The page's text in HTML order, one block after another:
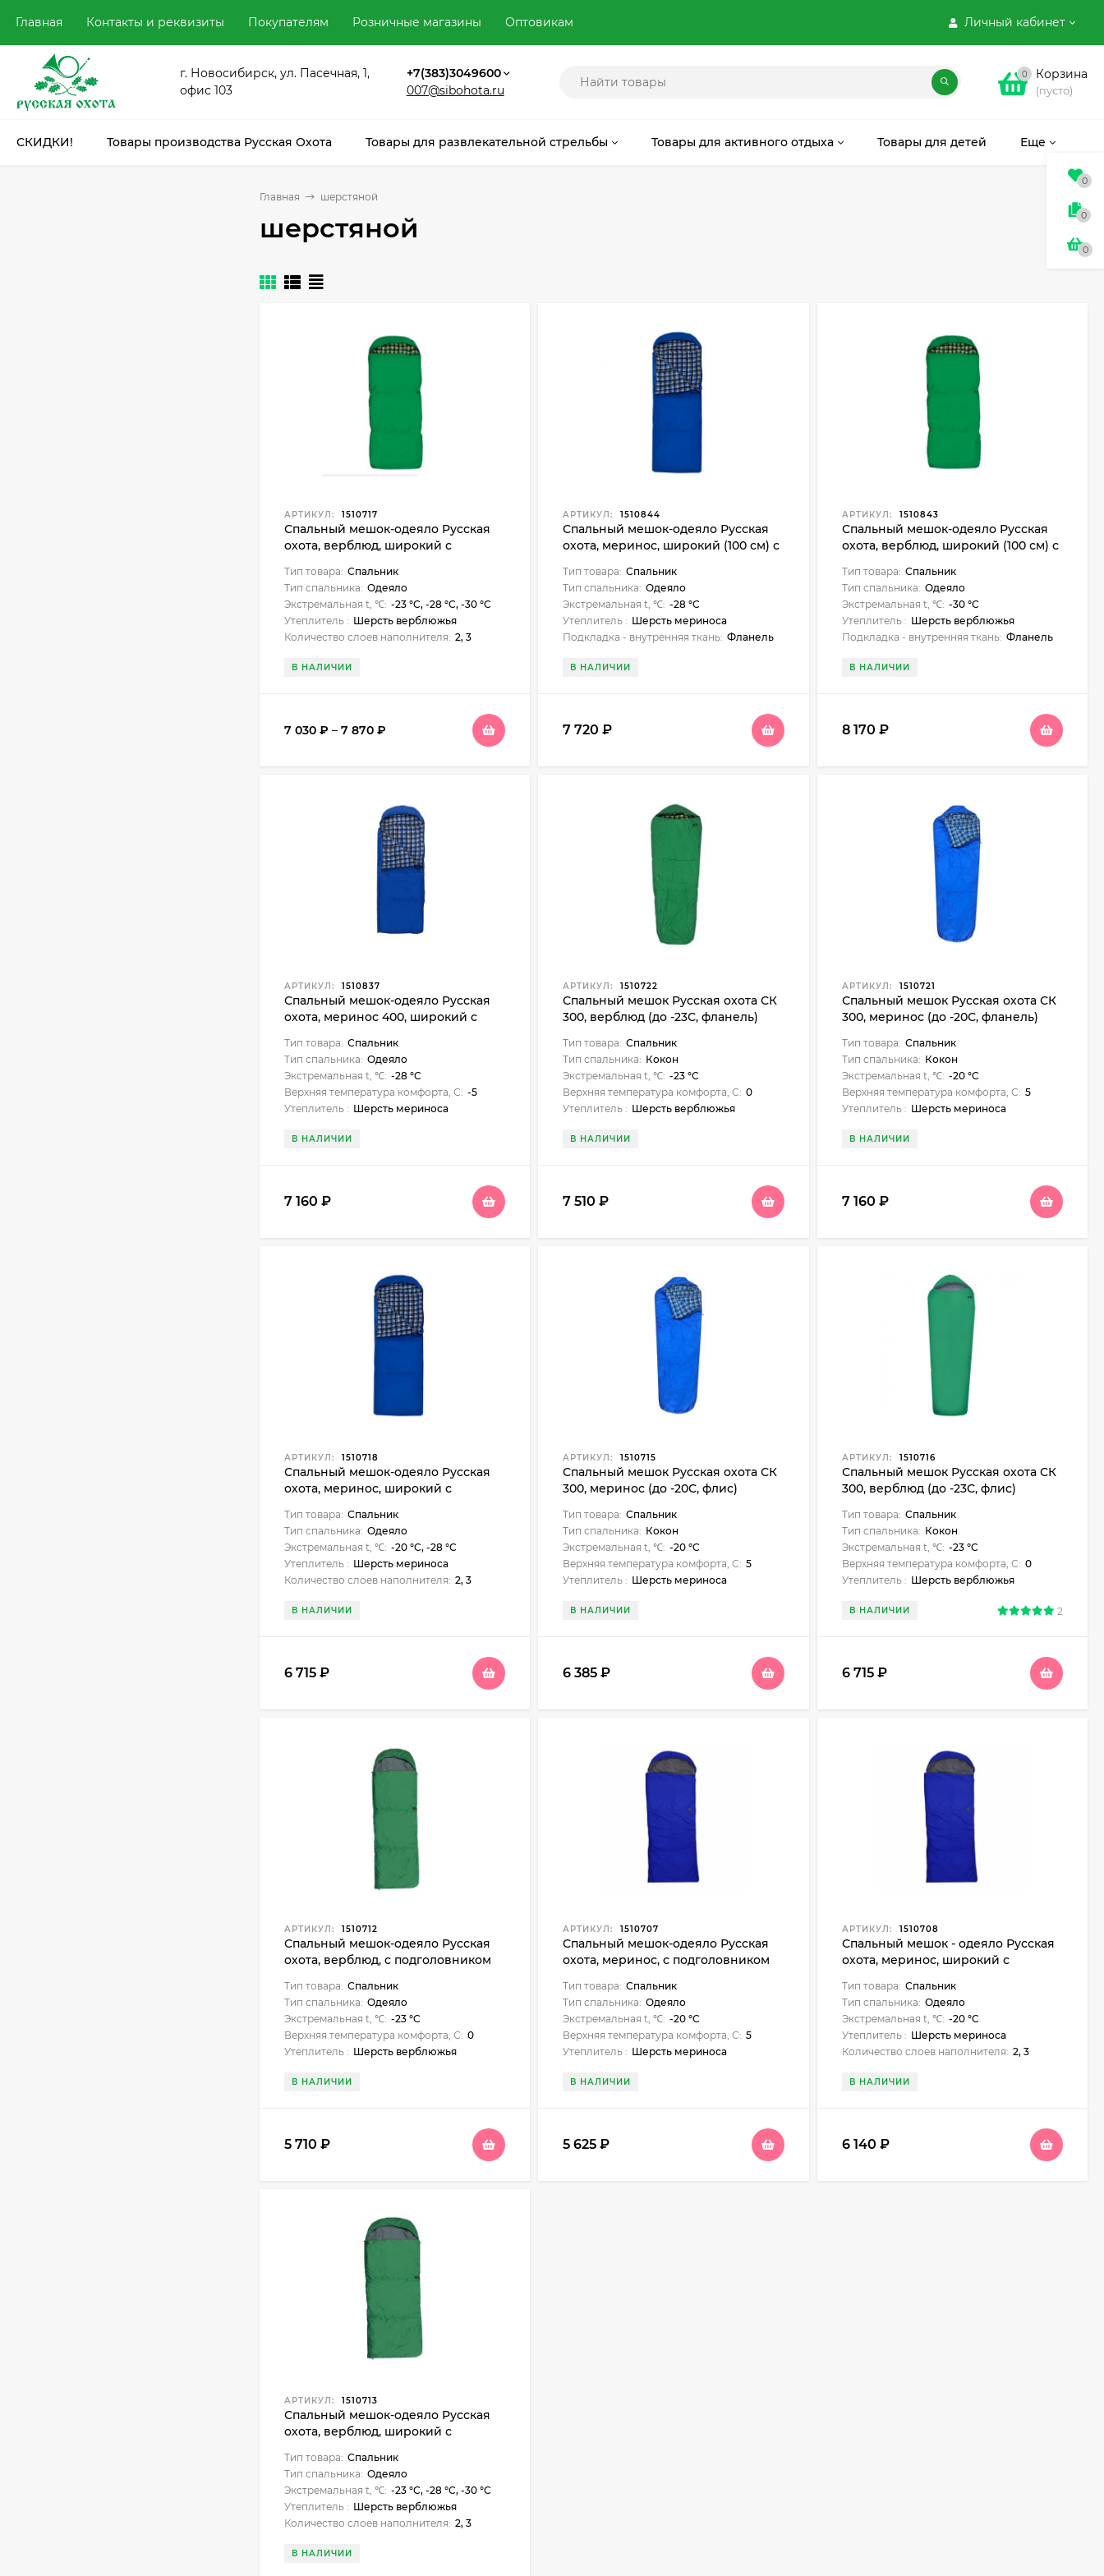
Личный кабинет
Главная Контакты и реквизиты Покупателям Розничные магазины Оптовикам
г. Новосибирск, ул. Пасечная, 1,
офис 103
+7(383)3049600
007@sibohota.ru
0 Корзина
(пусто)
СКИДКИ! Товары производства Русская Охота Товары для развлекательной стрельбы Товары для активного отдыха Товары для детей Еще
Главная шерстяной
шерстяной
АРТИКУЛ: 1510717
Спальный мешок-одеяло Русская
охота, верблюд, широкий с
Тип товара: Спальник
Тип спальника: Одеяло
Экстремальная t, ℃: -23 °C, -28 °C, -30 °C
Утеплитель : Шерсть верблюжья
Количество слоев наполнителя: 2, 3
В НАЛИЧИИ
7 030 ₽ – 7 870 ₽
АРТИКУЛ: 1510844
Спальный мешок-одеяло Русская
охота, меринос, широкий (100 см) с
Тип товара: Спальник
Тип спальника: Одеяло
Экстремальная t, ℃: -28 °C
Утеплитель : Шерсть мериноса
Подкладка - внутренняя ткань: Фланель
В НАЛИЧИИ
7 720₽
АРТИКУЛ: 1510843
Спальный мешок-одеяло Русская
охота, верблюд, широкий (100 см) с
Тип товара: Спальник
Тип спальника: Одеяло
Экстремальная t, ℃: -30 °C
Утеплитель : Шерсть верблюжья
Подкладка - внутренняя ткань: Фланель
В НАЛИЧИИ
8 170 ₽
АРТИКУЛ: 1510837
Спальный мешок-одеяло Русская
охота, меринос 400, широкий с
Тип товара: Спальник
Тип спальника: Одеяло
Экстремальная t, ℃: -28 °C
Верхняя температура комфорта, С: -5
Утеплитель : Шерсть мериноса
В НАЛИЧИИ
7 160 ₽
АРТИКУЛ: 1510722
Спальный мешок Русская охота СК
300, верблюд (до -23С, фланель)
Тип товара: Спальник
Тип спальника: Кокон
Экстремальная t, ℃: -23 °C
Верхняя температура комфорта, С: 0
Утеплитель : Шерсть верблюжья
В НАЛИЧИИ
7 510₽
АРТИКУЛ: 1510721
Спальный мешок Русская охота СК
300, меринос (до -20С, фланель)
Тип товара: Спальник
Тип спальника: Кокон
Экстремальная t, ℃: -20 °C
Верхняя температура комфорта, С: 5
Утеплитель : Шерсть мериноса
В НАЛИЧИИ
7 160 ₽
АРТИКУЛ: 1510718
Спальный мешок-одеяло Русская
охота, меринос, широкий с
Тип товара: Спальник
Тип спальника: Одеяло
Экстремальная t, ℃: -20 °C, -28 °C
Утеплитель : Шерсть мериноса
Количество слоев наполнителя: 2, 3
В НАЛИЧИИ
6 715 ₽
АРТИКУЛ: 1510715
Спальный мешок Русская охота СК
300, меринос (до -20С, флис)
Тип товара: Спальник
Тип спальника: Кокон
Экстремальная t, ℃: -20 °C
Верхняя температура комфорта, С: 5
Утеплитель : Шерсть мериноса
В НАЛИЧИИ
6 385₽
АРТИКУЛ: 1510716
Спальный мешок Русская охота СК
300, верблюд (до -23С, флис)
Тип товара: Спальник
Тип спальника: Кокон
Экстремальная t, ℃: -23 °C
Верхняя температура комфорта, С: 0
Утеплитель : Шерсть верблюжья
В НАЛИЧИИ 2
6 715 ₽
АРТИКУЛ: 1510712
Спальный мешок-одеяло Русская
охота, верблюд, с подголовником
Тип товара: Спальник
Тип спальника: Одеяло
Экстремальная t, ℃: -23 °C
Верхняя температура комфорта, С: 0
Утеплитель : Шерсть верблюжья
В НАЛИЧИИ
5 710 ₽
АРТИКУЛ: 1510707
Спальный мешок-одеяло Русская
охота, меринос, с подголовником
Тип товара: Спальник
Тип спальника: Одеяло
Экстремальная t, ℃: -20 °C
Верхняя температура комфорта, С: 5
Утеплитель : Шерсть мериноса
В НАЛИЧИИ
5 625₽
АРТИКУЛ: 1510708
Спальный мешок - одеяло Русская
охота, меринос, широкий с
Тип товара: Спальник
Тип спальника: Одеяло
Экстремальная t, ℃: -20 °C
Утеплитель : Шерсть мериноса
Количество слоев наполнителя: 2, 3
В НАЛИЧИИ
6 140 ₽
АРТИКУЛ: 1510713
Спальный мешок-одеяло Русская
охота, верблюд, широкий с
Тип товара: Спальник
Тип спальника: Одеяло
Экстремальная t, ℃: -23 °C, -28 °C, -30 °C
Утеплитель : Шерсть верблюжья
Количество слоев наполнителя: 2, 3
В НАЛИЧИИ
0
0
0